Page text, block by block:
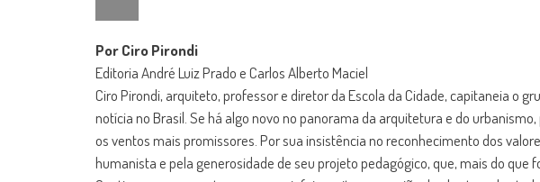
Por Ciro Pirondi
Editoria André Luiz Prado e Carlos Alberto Maciel
Ciro Pirondi, arquiteto, professor e diretor da Escola da Cidade, capitaneia o
notícia no Brasil. Se há algo novo no panorama da arquitetura e do
os ventos mais promissores. Por sua insistência no reconhecimento dos
humanista e pela generosidade de seu projeto pedagógico, que, mais do